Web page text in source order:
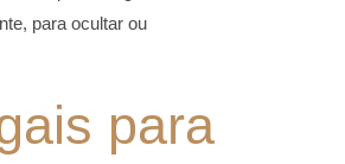
para ocultar ou
para